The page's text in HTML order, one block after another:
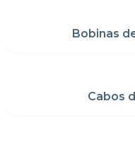
Bobinas
Cabos